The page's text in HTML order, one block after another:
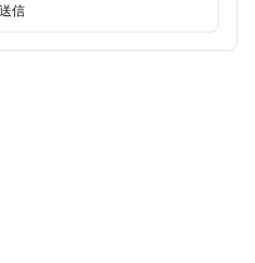
送信